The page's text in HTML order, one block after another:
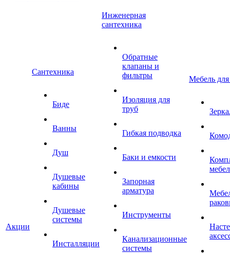
Акции
Сантехника
Биде
Ванны
Душ
Душевые
кабины
Душевые
системы
Инсталляции
Инженерная
сантехника
Обратные
клапаны и
фильтры
Изоляция для
труб
Гибкая подводка
Баки и емкости
Запорная
арматура
Инструменты
Канализационные
системы
Мебель